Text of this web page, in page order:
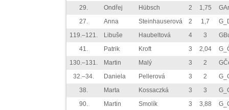
29.
Ondřej Hübsch 2 1,75
27.
Anna Steinhauserová 2 1,7
119.–121.
Libuše Haubeltová 4 3
41.
Patrik Kroft 3 2,04
130.–131.
Martin Malý 3 2
32.–34.
Daniela Pellerová 3 2
38.
Marta Kossaczká 3 3
90.
Martin Smolík 3 3,88